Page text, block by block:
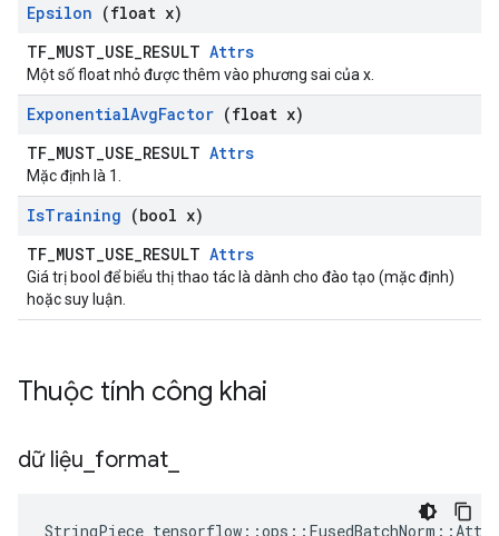
Epsilon (float x)
TF_MUST_USE_RESULT Attrs
Một số float nhỏ được thêm vào phương sai của x.
ExponentialAvgFactor (float x)
TF_MUST_USE_RESULT Attrs
Mặc định là 1.
IsTraining (bool x)
TF_MUST_USE_RESULT Attrs
Giá trị bool để biểu thị thao tác là dành cho đào tạo (mặc định)
hoặc suy luận.
Thuộc tính công khai
dữ liệu format
StringPiece